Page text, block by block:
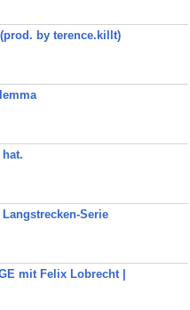
by terence.killt)
Serie
mit Felix Lobrecht |